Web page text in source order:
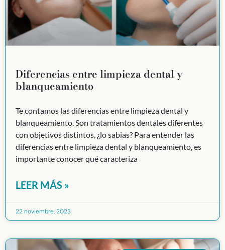
Diferencias entre limpieza dental y
blanqueamiento
Te contamos las diferencias entre limpieza dental y
blanqueamiento. Son tratamientos dentales diferentes
con objetivos distintos, ¿lo sabias? Para entender las
diferencias entre limpieza dental y blanqueamiento, es
importante conocer qué caracteriza
LEER MÁS »
22 noviembre, 2023